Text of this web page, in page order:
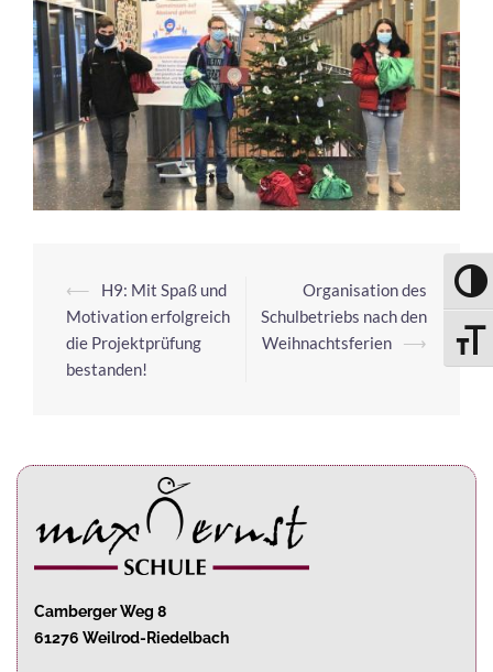
⟵
H9: Mit Spaß und
Motivation erfolgreich
die Projektprüfung
bestanden!
Organisation des
Schulbetriebs nach den
Weihnachtsferien
⟶
Camberger Weg 8
61276 Weilrod-Riedelbach